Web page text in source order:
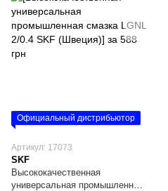
Официальный дистрибьютор
Артикул: 17073
SKF
Высококачественная
универсальная промышленная